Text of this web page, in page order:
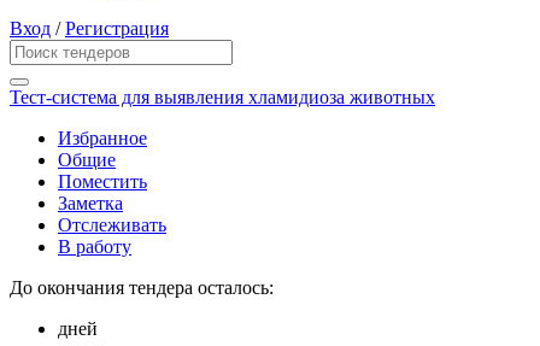
Вход /Регистрация
Тест-система для выявления хламидиоза животных
Избранное
Общие
Поместить
Заметка
Отслеживать
В работу
До окончания тендера осталось:
дней